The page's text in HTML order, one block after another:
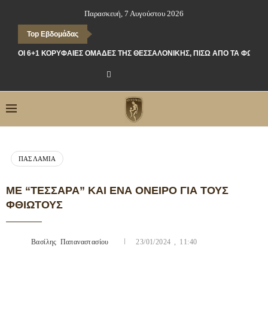
Παρασκευή, 7 Αυγούστου 2026
Top Εβδομάδας
ΟΙ 6+1 ΚΟΡΥΦΑΊΕΣ ΟΜΆΔΕΣ ΤΗΣ ΘΕΣΣΑΛΟΝΊΚΗΣ, ΠΊΣΩ ΑΠΌ ΤΑ ΦΏΤΑ
ΠΑΣ ΛΑΜΊΑ
ΜΕ “ΤΕΣΣΆΡΑ” ΚΑΙ ΈΝΑ ΌΝΕΙΡΟ ΓΙΑ ΤΟΥΣ
ΦΘΙΩΤΟΎΣ
Βασίλης Παπαναστασίου 23/01/2024 , 11:40